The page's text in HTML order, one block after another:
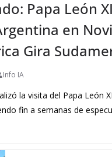
Papa León
en
Gira
Info IA
la visita del Papa León
fin a semanas de